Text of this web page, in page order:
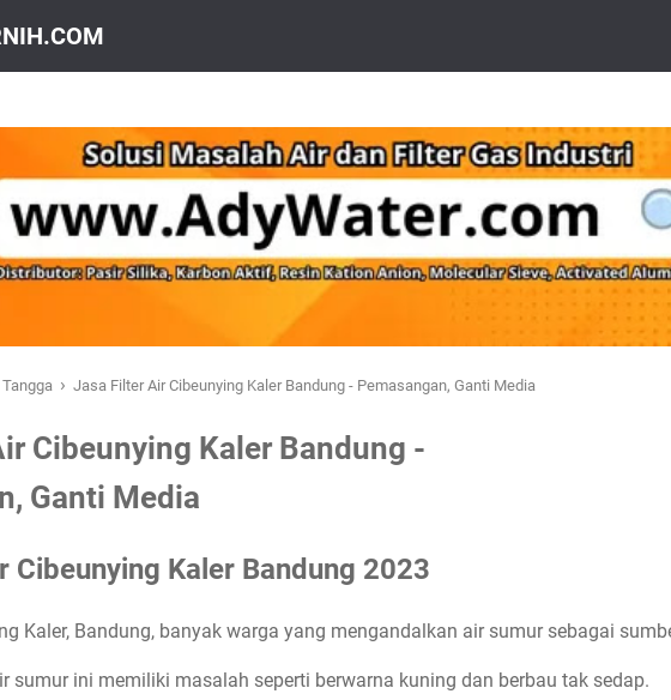
› Jasa Filter Air Cibeunying Kaler Bandung - Pemasangan, Ganti Media
Cibeunying Kaler Bandung -
Ganti Media
Cibeunying Kaler Bandung 2023
Kaler, Bandung, banyak warga yang mengandalkan air sumur sebagai
sumur ini memiliki masalah seperti berwarna kuning dan berbau tak sedap.